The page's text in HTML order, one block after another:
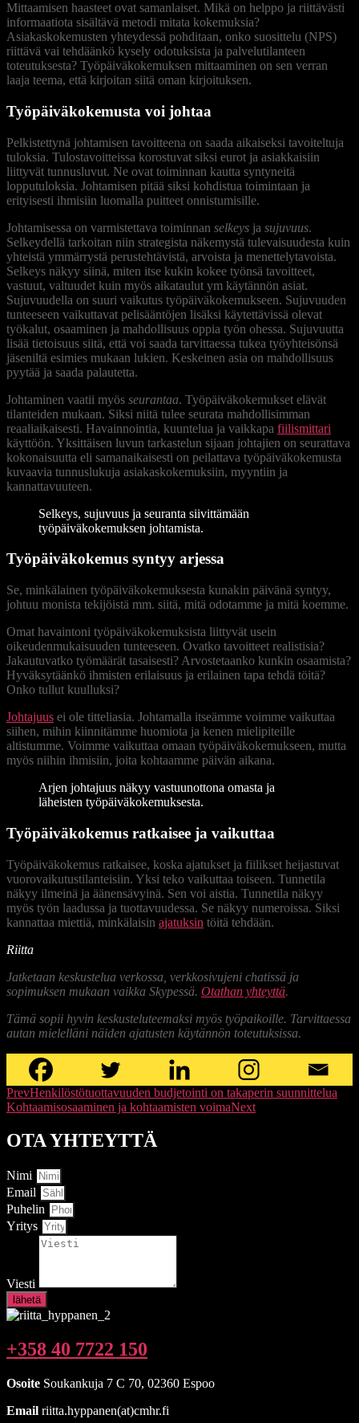
Mittaamisen haasteet ovat samanlaiset. Mikä on helppo ja riittävästi
informaatiota sisältävä metodi mitata kokemuksia?
Asiakaskokemusten yhteydessä pohditaan, onko suosittelu (NPS)
riittävä vai tehdäänkö kysely odotuksista ja palvelutilanteen
toteutuksesta? Työpäiväkokemuksen mittaaminen on sen verran
laaja teema, että kirjoitan siitä oman kirjoituksen.
Työpäiväkokemusta voi johtaa
Pelkistettynä johtamisen tavoitteena on saada aikaiseksi tavoiteltuja
tuloksia. Tulostavoitteissa korostuvat siksi eurot ja asiakkaisiin
liittyvät tunnusluvut. Ne ovat toiminnan kautta syntyneitä
lopputuloksia. Johtamisen pitää siksi kohdistua toimintaan ja
erityisesti ihmisiin luomalla puitteet onnistumisille.
Johtamisessa on varmistettava toiminnan selkeys ja sujuvuus.
Selkeydellä tarkoitan niin strategista näkemystä tulevaisuudesta kuin
yhteistä ymmärrystä perustehtävistä, arvoista ja menettelytavoista.
Selkeys näkyy siinä, miten itse kukin kokee työnsä tavoitteet,
vastuut, valtuudet kuin myös aikataulut ym käytännön asiat.
Sujuvuudella on suuri vaikutus työpäiväkokemukseen. Sujuvuuden
tunteeseen vaikuttavat pelisääntöjen lisäksi käytettävissä olevat
työkalut, osaaminen ja mahdollisuus oppia työn ohessa. Sujuvuutta
lisää tietoisuus siitä, että voi saada tarvittaessa tukea työyhteisönsä
jäseniltä esimies mukaan lukien. Keskeinen asia on mahdollisuus
pyytää ja saada palautetta.
Johtaminen vaatii myös seurantaa. Työpäiväkokemukset elävät
tilanteiden mukaan. Siksi niitä tulee seurata mahdollisimman
reaaliaikaisesti. Havainnointia, kuuntelua ja vaikkapa fiilismittari
käyttöön. Yksittäisen luvun tarkastelun sijaan johtajien on seurattava
kokonaisuutta eli samanaikaisesti on peilattava työpäiväkokemusta
kuvaavia tunnuslukuja asiakaskokemuksiin, myyntiin ja
kannattavuuteen.
Selkeys, sujuvuus ja seuranta siivittämään
työpäiväkokemuksen johtamista.
Työpäiväkokemus syntyy arjessa
Se, minkälainen työpäiväkokemuksesta kunakin päivänä syntyy,
johtuu monista tekijöistä mm. siitä, mitä odotamme ja mitä koemme.
Omat havaintoni työpäiväkokemuksista liittyvät usein
oikeudenmukaisuuden tunteeseen. Ovatko tavoitteet realistisia?
Jakautuvatko työmäärät tasaisesti? Arvostetaanko kunkin osaamista?
Hyväksytäänkö ihmisten erilaisuus ja erilainen tapa tehdä töitä?
Onko tullut kuulluksi?
Johtajuus ei ole titteliasia. Johtamalla itseämme voimme vaikuttaa
siihen, mihin kiinnitämme huomiota ja kenen mielipiteille
altistumme. Voimme vaikuttaa omaan työpäiväkokemukseen, mutta
myös niihin ihmisiin, joita kohtaamme päivän aikana.
Arjen johtajuus näkyy vastuunottona omasta ja
läheisten työpäiväkokemuksesta.
Työpäiväkokemus ratkaisee ja vaikuttaa
Työpäiväkokemus ratkaisee, koska ajatukset ja fiilikset heijastuvat
vuorovaikutustilanteisiin. Yksi teko vaikuttaa toiseen. Tunnetila
näkyy ilmeinä ja äänensävyinä. Sen voi aistia. Tunnetila näkyy
myös työn laadussa ja tuottavuudessa. Se näkyy numeroissa. Siksi
kannattaa miettiä, minkälaisin ajatuksin töitä tehdään.
Riitta
Jatketaan keskustelua verkossa, verkkosivujeni chatissä ja
sopimuksen mukaan vaikka Skypessä. Otathan yhteyttä.
Tämä sopii hyvin keskusteluteemaksi myös työpaikoille. Tarvittaessa
autan mielelläni näiden ajatusten käytännön toteutuksissa.
PrevHenkilöstötuottavuuden budjetointi on takaperin suunnittelua
Kohtaamisosaaminen ja kohtaamisten voimaNext
OTA YHTEYTTÄ
Nimi
Email
Puhelin
Yritys
Viesti
lähetä
+358 40 7722 150
Osoite Soukankuja 7 C 70, 02360 Espoo
Email riitta.hyppanen(at)cmhr.fi